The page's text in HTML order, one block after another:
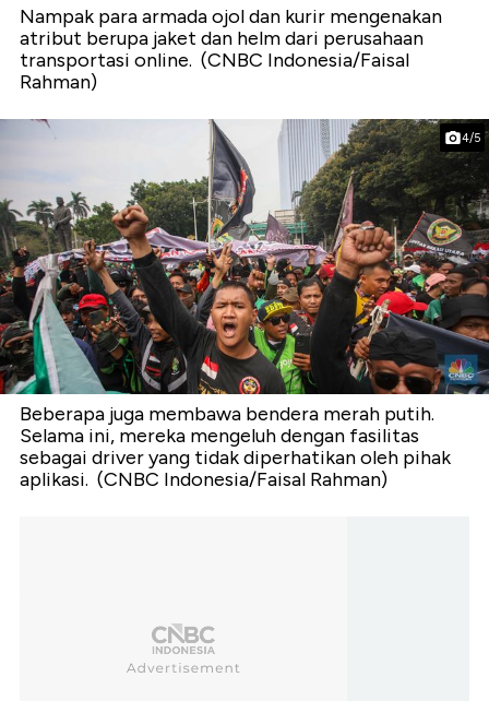
Nampak para armada ojol dan kurir mengenakan
atribut berupa jaket dan helm dari perusahaan
transportasi online. (CNBC Indonesia/Faisal
Rahman)
4/5
Beberapa juga membawa bendera merah putih.
Selama ini, mereka mengeluh dengan fasilitas
sebagai driver yang tidak diperhatikan oleh pihak
aplikasi. (CNBC Indonesia/Faisal Rahman)